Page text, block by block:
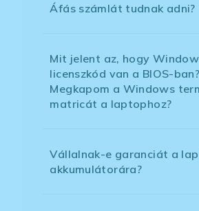
Áfás számlát tudnak adni?
Mit jelent az, hogy
licenszkód van a BIOS-ban?
Megkapom a Windows
matricát a laptophoz?
Vállalnak-e garanciát a
akkumulátorára?